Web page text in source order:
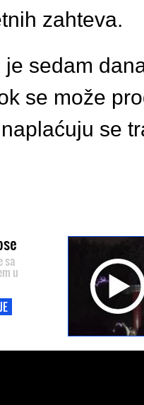
zahteva.
sedam
se može
se
sa
u